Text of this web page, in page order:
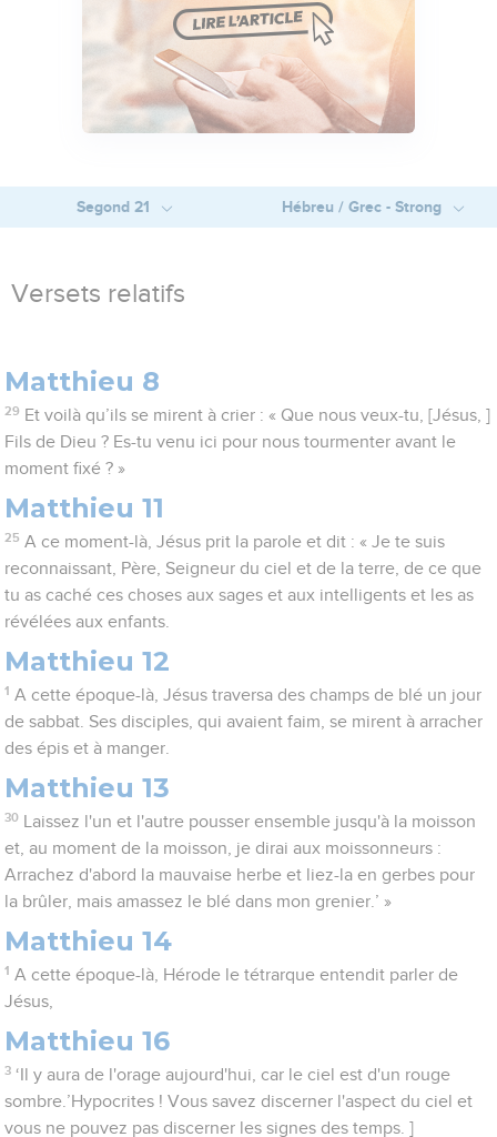
Segond 21 Hébreu / Grec - Strong
Versets relatifs
Matthieu 8
29 Et voilà qu’ils se mirent à crier : « Que nous veux-tu, [Jésus, ]
Fils de Dieu ? Es-tu venu ici pour nous tourmenter avant le
moment fixé ? »
Matthieu 11
25 A ce moment-là, Jésus prit la parole et dit : « Je te suis
reconnaissant, Père, Seigneur du ciel et de la terre, de ce que
tu as caché ces choses aux sages et aux intelligents et les as
révélées aux enfants.
Matthieu 12
1 A cette époque-là, Jésus traversa des champs de blé un jour
de sabbat. Ses disciples, qui avaient faim, se mirent à arracher
des épis et à manger.
Matthieu 13
30
Laissez l'un et l'autre pousser ensemble jusqu'à la moisson
et, au moment de la moisson, je dirai aux moissonneurs :
Arrachez d'abord la mauvaise herbe et liez-la en gerbes pour
la brûler, mais amassez le blé dans mon grenier.’ »
Matthieu 14
1 A cette époque-là, Hérode le tétrarque entendit parler de
Jésus,
Matthieu 16
3 ‘Il y aura de l'orage aujourd'hui, car le ciel est d'un rouge
sombre.’Hypocrites ! Vous savez discerner l'aspect du ciel et
vous ne pouvez pas discerner les signes des temps. ]